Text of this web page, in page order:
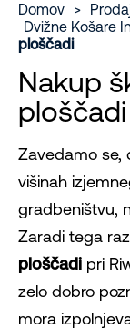
Domov >
Dvižne Košare
ploščadi
Nakup
ploščadi
Zavedamo se,
višinah
gradbeništvu,
Zaradi tega
ploščadi pri
zelo dobro
mora